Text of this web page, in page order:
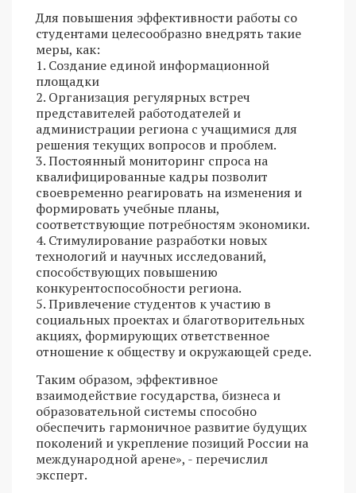
Для повышения эффективности работы со
студентами целесообразно внедрять такие
меры, как:
1. Создание единой информационной
площадки
2. Организация регулярных встреч
представителей работодателей и
администрации региона с учащимися для
решения текущих вопросов и проблем.
3. Постоянный мониторинг спроса на
квалифицированные кадры позволит
своевременно реагировать на изменения и
формировать учебные планы,
соответствующие потребностям экономики.
4. Стимулирование разработки новых
технологий и научных исследований,
способствующих повышению
конкурентоспособности региона.
5. Привлечение студентов к участию в
социальных проектах и благотворительных
акциях, формирующих ответственное
отношение к обществу и окружающей среде.
Таким образом, эффективное
взаимодействие государства, бизнеса и
образовательной системы способно
обеспечить гармоничное развитие будущих
поколений и укрепление позиций России на
международной арене», - перечислил
эксперт.